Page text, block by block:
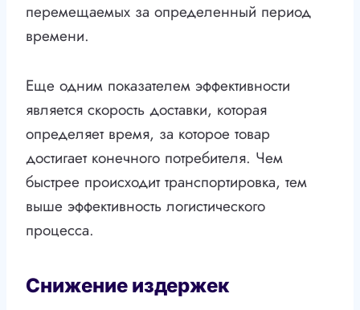
перемещаемых за определенный период
времени.
Еще одним показателем эффективности
является скорость доставки, которая
определяет время, за которое товар
достигает конечного потребителя. Чем
быстрее происходит транспортировка, тем
выше эффективность логистического
процесса.
Снижение издержек